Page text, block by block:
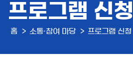
프로그램 신청
홈 소통·참여 마당 프로그램 신청